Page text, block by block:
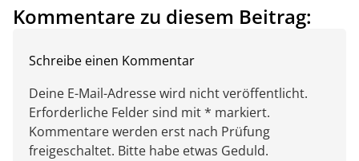
Kommentare zu diesem Beitrag:
Schreibe einen Kommentar
Deine E-Mail-Adresse wird nicht veröffentlicht.
Erforderliche Felder sind mit * markiert.
Kommentare werden erst nach Prüfung
freigeschaltet. Bitte habe etwas Geduld.